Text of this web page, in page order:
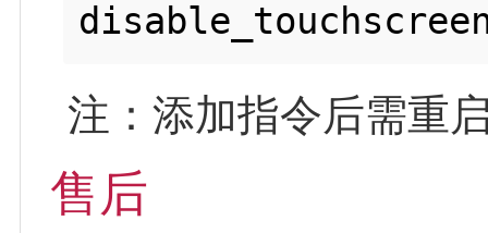
注：添加指令后需重
售后